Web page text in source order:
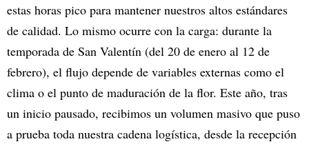
estas horas pico para mantener nuestros altos estándares
de calidad. Lo mismo ocurre con la carga: durante la
temporada de San Valentín (del 20 de enero al 12 de
febrero), el flujo depende de variables externas como el
clima o el punto de maduración de la flor. Este año, tras
un inicio pausado, recibimos un volumen masivo que puso
a prueba toda nuestra cadena logística, desde la recepción